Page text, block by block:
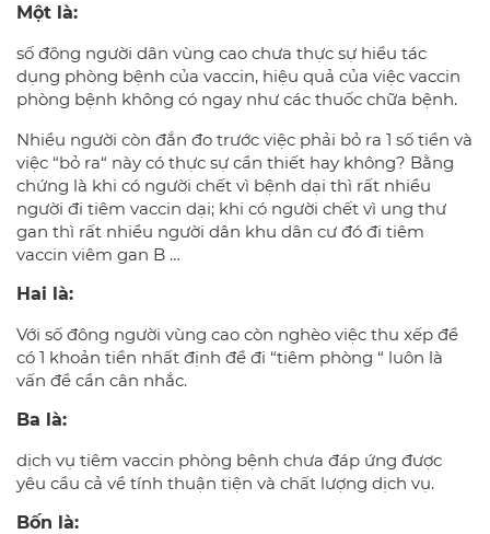
Một là:
số đông người dân vùng cao chưa thực sự hiểu tác
dụng phòng bệnh của vaccin, hiệu quả của việc vaccin
phòng bệnh không có ngay như các thuốc chữa bệnh.
Nhiều người còn đắn đo trước việc phải bỏ ra 1 số tiền và
việc “bỏ ra“ này có thực sự cần thiết hay không? Bằng
chứng là khi có người chết vì bệnh dại thì rất nhiều
người đi tiêm vaccin dại; khi có người chết vì ung thư
gan thì rất nhiều người dân khu dân cư đó đi tiêm
vaccin viêm gan B …
Hai là:
Với số đông người vùng cao còn nghèo việc thu xếp để
có 1 khoản tiền nhất định để đi “tiêm phòng “ luôn là
vấn đề cần cân nhắc.
Ba là:
dịch vụ tiêm vaccin phòng bệnh chưa đáp ứng được
yêu cầu cả về tính thuận tiện và chất lượng dịch vụ.
Bốn là: